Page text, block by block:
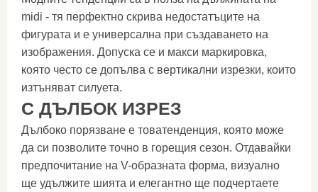
midi - тя перфектно скрива недостатъците на
фигурата и е универсална при създаването на
изображения. Допуска се и макси маркировка,
която често се допълва с вертикални изрезки, които
изтъняват силуета.
С ДЪЛБОК ИЗРЕЗ
Дълбоко порязване е товатенденция, която може
да си позволите точно в горещия сезон. Отдавайки
предпочитание на V-образната форма, визуално
ще удължите шията и елегантно ще подчертаете